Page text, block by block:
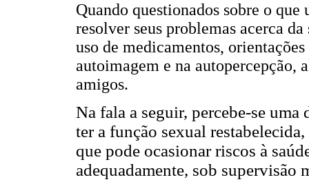
Quando questionados sobre o
resolver seus problemas acerca
uso de medicamentos,
autoimagem e na autopercepção,
amigos.
Na fala a seguir, percebe-se
ter a função sexual
que pode ocasionar riscos à
adequadamente, sob supervisão